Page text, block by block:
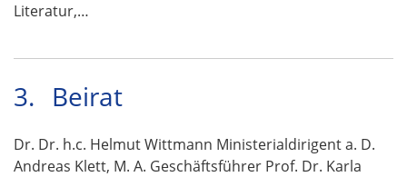
Literatur,…
3. Beirat
Dr. Dr. h.c. Helmut Wittmann Ministerialdirigent a. D.
Andreas Klett, M. A. Geschäftsführer Prof. Dr. Karla